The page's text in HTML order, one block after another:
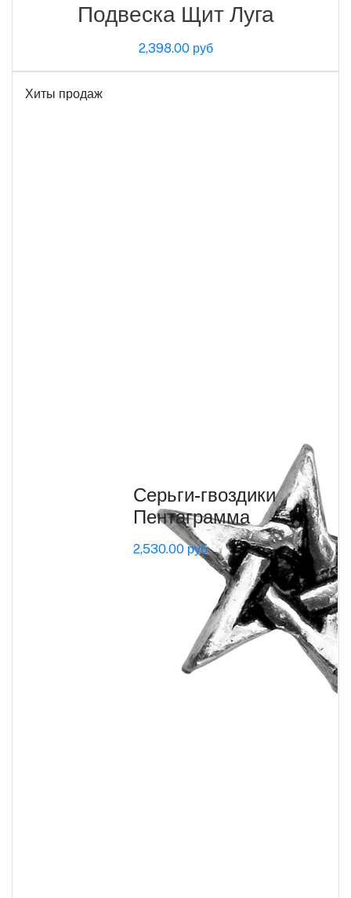
Подвеска Щит Луга
2,398.00 руб
Хиты продаж
Серьги-гвоздики
Пентаграмма
2,530.00 руб